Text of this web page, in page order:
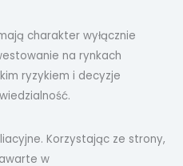
charakter wyłącznie
na rynkach
ryzykiem i decyzje
Korzystając ze strony,
w